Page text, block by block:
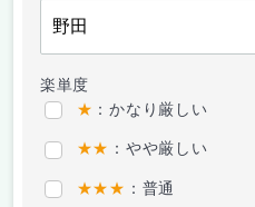
楽単度
★ ：かなり厳しい
★★ ：やや厳しい
★★★ ：普通